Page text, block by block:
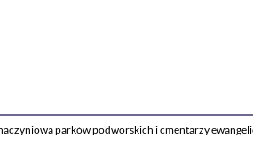
parków podworskich i cmentarzy